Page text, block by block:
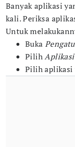
Banyak aplikasi
kali. Periksa
Untuk
Buka
PilihAplikasi
Pilih aplikasi